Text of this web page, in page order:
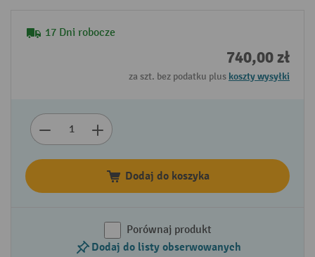
17 Dni robocze
740,00 zł
za szt. bez podatku plus koszty wysyłki
Dodaj do koszyka
Porównaj produkt
Dodaj do listy obserwowanych